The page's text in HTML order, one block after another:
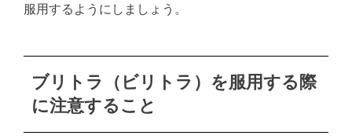
服用するようにしましょう。
ブリトラ（ビリトラ）を服用する際
に注意すること